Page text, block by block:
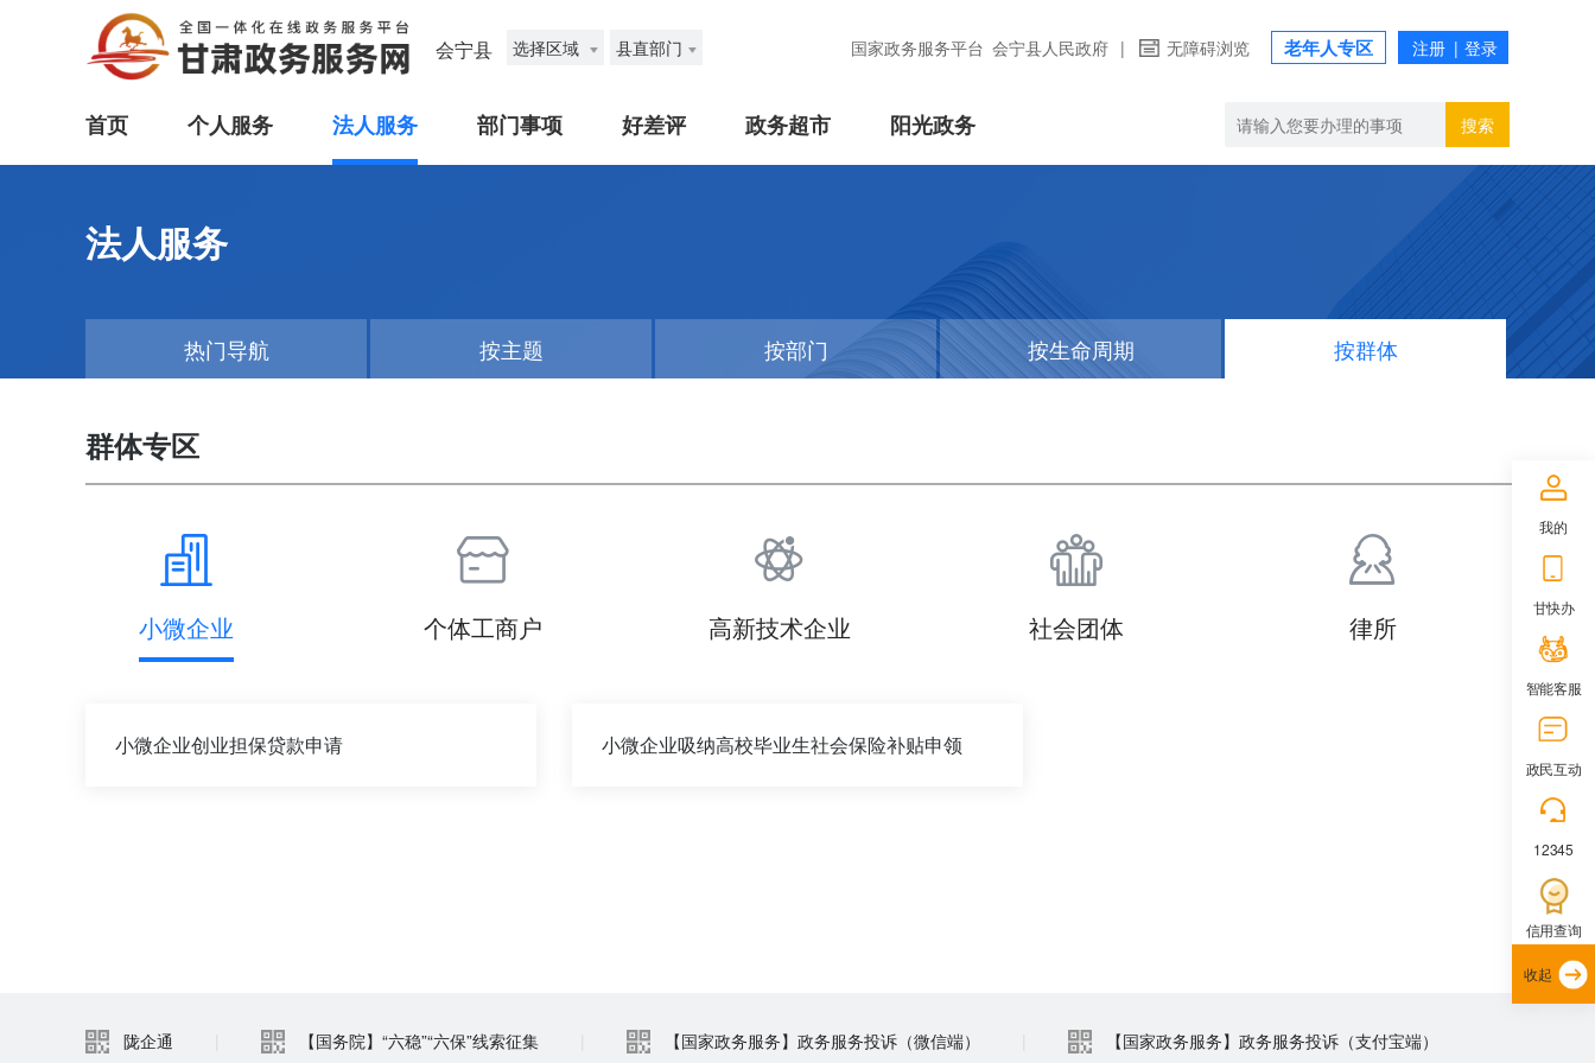
会宁县 选择区域 县直部门 国家政务服务平台 会宁县人民政府 | 无障碍浏览 老年人专区
首页 个人服务 法人服务 部门事项 好差评 政务超市 阳光政务 搜索
法人服务
热门导航 按主题 按部门 按生命周期 按群体
群体专区
小微企业 个体工商户 高新技术企业 社会团体 律所
小微企业创业担保贷款申请 小微企业吸纳高校毕业生社会保险补贴申领
陇企通 【国务院】“六稳”“六保”线索征集 【国家政务服务】政务服务投诉（微信端） 【国家政务服务】政务服务投诉（支付宝端）
我的
甘快办
智能客服
政民互动
12345
信用查询
收起